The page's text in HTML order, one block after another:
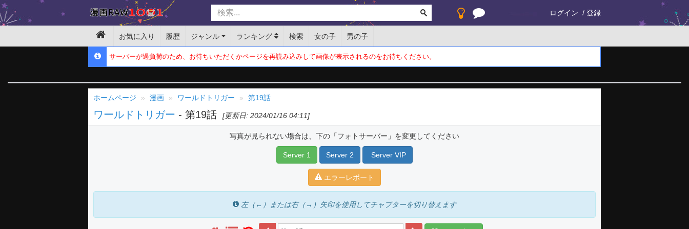
ログイン 登録
お気に入り 履歴 ジャンル ランキング 検索 女の子 男の子
サーバーが過負荷のため、お待ちいただくかページを再読み込みして画像が表示されるのをお待ちください。
ホームページ 漫画 ワールドトリガー 第19話
ワールドトリガー - 第19話 [更新日: 2024/01/16 04:11]
写真が見られない場合は、下の「フォトサーバー」を変更してください
Server 1 Server 2 Server VIP
エラーレポート
左（←）または右（→）矢印を使用してチャプターを切り替えます